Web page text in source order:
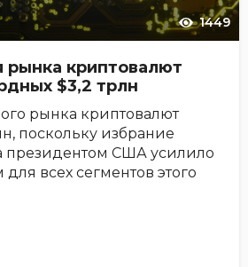
1449
рынка криптовалют
$3,2 трлн
рынка криптовалют
поскольку избрание
президентом США усилило
всех сегментов этого